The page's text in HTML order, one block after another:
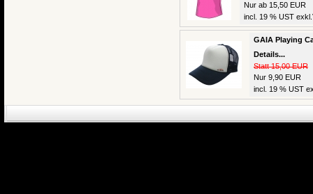
Nur ab 15,50 EUR
incl. 19 % UST exkl.
GAIA Playing
Details...
Statt 15,00 EUR
Nur 9,90 EUR
incl. 19 % UST